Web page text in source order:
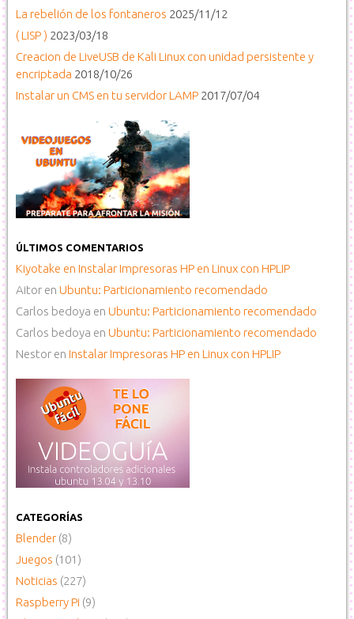
La rebelión de los fontaneros 2025/11/12
( LISP ) 2023/03/18
Creacion de LiveUSB de Kali Linux con unidad persistente y
encriptada 2018/10/26
Instalar un CMS en tu servidor LAMP 2017/07/04
ÚLTIMOS COMENTARIOS
Kiyotake en Instalar Impresoras HP en Linux con HPLIP
Aitor en Ubuntu: Particionamiento recomendado
Carlos bedoya en Ubuntu: Particionamiento recomendado
Carlos bedoya en Ubuntu: Particionamiento recomendado
Nestor en Instalar Impresoras HP en Linux con HPLIP
CATEGORÍAS
Blender (8)
Juegos (101)
Noticias (227)
Raspberry Pi (9)